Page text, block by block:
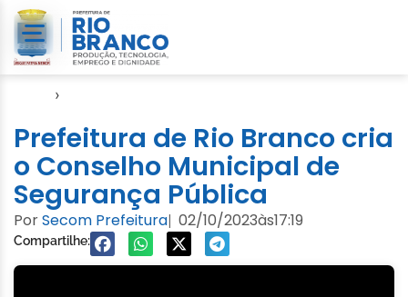
›
Prefeitura de Rio Branco cria
o Conselho Municipal de
Segurança Pública
PorSecom Prefeitura| 02/10/2023às17:19
Compartilhe: